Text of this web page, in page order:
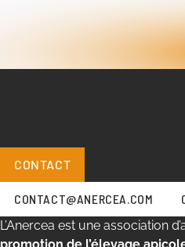
CONTACT
CONTACT@ANERCEA.COM
L’Anercea est une association